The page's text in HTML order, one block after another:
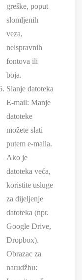
greške, poput
slomljenih
veza,
neispravnih
fontova ili
boja.
Slanje datoteka
E-mail: Manje
datoteke
možete slati
putem e-maila.
Ako je
datoteka veća,
koristite usluge
za dijeljenje
datoteka (npr.
Google Drive,
Dropbox).
Obrazac za
narudžbu: